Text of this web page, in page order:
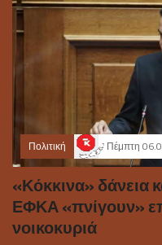
Πολιτική Πέμπτη
«Κόκκινα» δάνεια
ΕΦΚΑ «πνίγουν»
νοικοκυριά